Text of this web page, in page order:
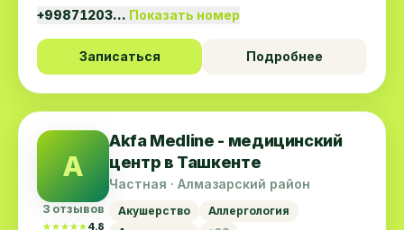
+99871203… Показать номер
Записаться Подробнее
A
3 отзывов
★★★★★
★★★★★ 4.8
Akfa Medline - медицинский
центр в Ташкенте
Частная · Алмазарский район
Акушерство
Аллергология